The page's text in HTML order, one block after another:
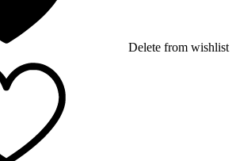
Delete from wishlist